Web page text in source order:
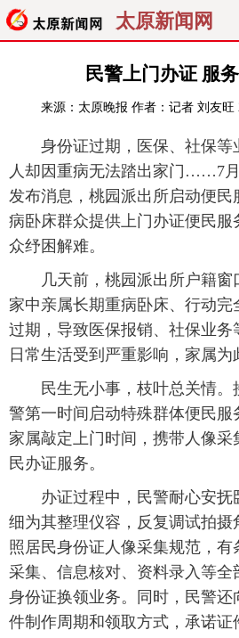
太原新闻网
聚焦
经济 关注
纵横 曝光
旅游 理财
看天下
太原晚报
民警上门办证 服
来源： 太原晚报 作者：记者 刘友旺
身份证过期，医保、社保等
人却因重病无法踏出家门……7
发布消息，桃园派出所启动便民
病卧床群众提供上门办证便民
众纾困解难。
几天前，桃园派出所户籍窗
家中亲属长期重病卧床、行动完
过期，导致医保报销、社保业务
日常生活受到严重影响，家属为
民生无小事，枝叶总关情。
警第一时间启动特殊群体便民
家属敲定上门时间，携带人像采
民办证服务。
办证过程中，民警耐心安抚
细为其整理仪容，反复调试拍摄
照居民身份证人像采集规范，有
采集、信息核对、资料录入等全
身份证换领业务。同时，民警还
件制作周期和领取方式，承诺证